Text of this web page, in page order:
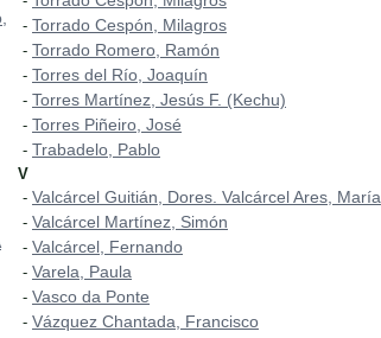
- Torrado Cespón, Milagros
- Torrado Romero, Ramón
- Torres del Río, Joaquín
- Torres Martínez, Jesús F. (Kechu)
- Torres Piñeiro, José
- Trabadelo, Pablo
V
- Valcárcel Guitián, Dores. Valcárcel Ares, María
- Valcárcel Martínez, Simón
- Valcárcel, Fernando
- Varela, Paula
- Vasco da Ponte
- Vázquez Chantada, Francisco